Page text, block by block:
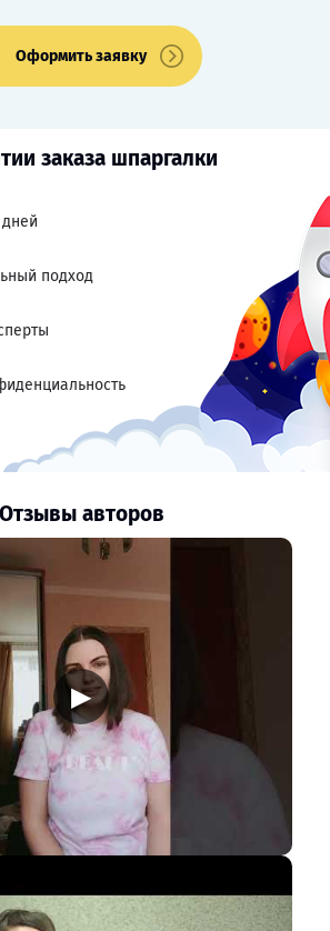
Оформить заявку
заказа шпаргалки
подход
Отзывы авторов
▶